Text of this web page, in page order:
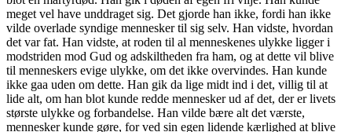
meget vel have unddraget sig. Det gjorde han ikke, fordi han ikke
vilde overlade syndige mennesker til sig selv. Han vidste, hvordan
det var fat. Han vidste, at roden til al menneskenes ulykke ligger i
modstriden mod Gud og adskiltheden fra ham, og at dette vil blive
til menneskers evige ulykke, om det ikke overvindes. Han kunde
ikke gaa uden om dette. Han gik da lige midt ind i det, villig til at
lide alt, om han blot kunde redde mennesker ud af det, der er livets
største ulykke og forbandelse. Han vilde bære alt det værste,
mennesker kunde gøre, for ved sin egen lidende kærlighed at blive